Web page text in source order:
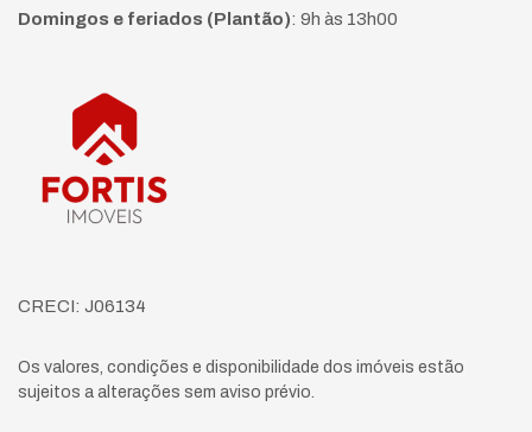
Domingos e feriados (Plantão): 9h às 13h00
Página inicial
CRECI: J06134
Os valores, condições e disponibilidade dos imóveis estão
sujeitos a alterações sem aviso prévio.